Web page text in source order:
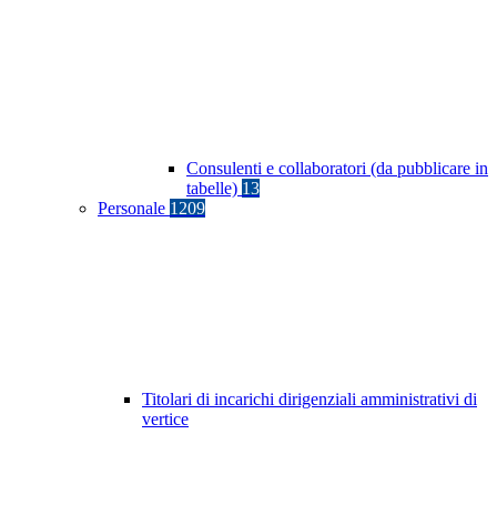
Consulenti e collaboratori (da pubblicare in
tabelle) 13
Personale 1209
Titolari di incarichi dirigenziali amministrativi di
vertice